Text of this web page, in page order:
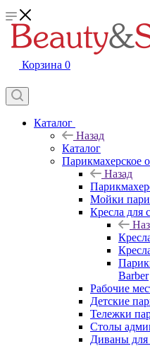
Корзина 0
Каталог
Назад
Каталог
Парикмахерское
Назад
Мойки
Кресла для
Barber
Рабочие
Детские
Тележки
Столы
Диваны